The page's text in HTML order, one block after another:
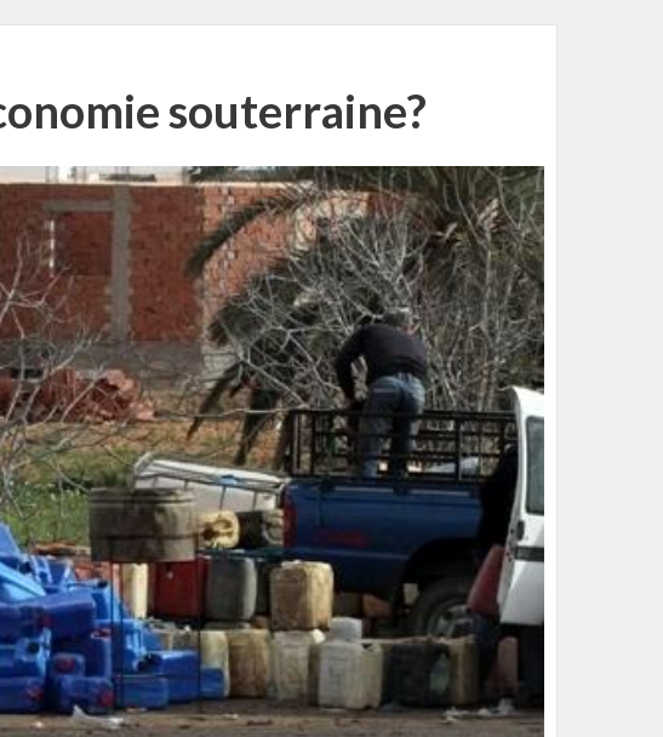
souterraine?